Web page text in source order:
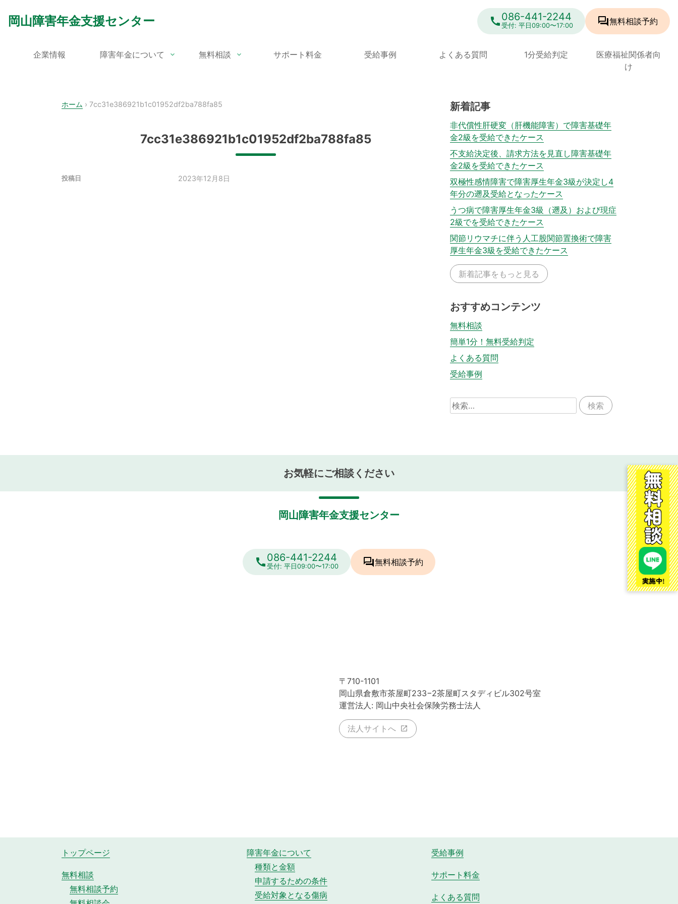
content
岡山障害年金支援センター call086-441-2244
受付: 平日09:00〜17:00 forum無料相談予約
企業情報 障害年金について 無料相談 サポート料金 受給事例 よくある質問 1分受給判定
医療福祉関係者向
け
ホーム › 7cc31e386921b1c01952df2ba788fa85
7cc31e386921b1c01952df2ba788fa85
投稿日 2023年12月8日
新着記事
非代償性肝硬変（肝機能障害）で障害基礎年
金2級を受給できたケース
不支給決定後、請求方法を見直し障害基礎年
金2級を受給できたケース
双極性感情障害で障害厚生年金3級が決定し4
年分の遡及受給となったケース
うつ病で障害厚生年金3級（遡及）および現症
2級でを受給できたケース
関節リウマチに伴う人工股関節置換術で障害
厚生年金3級を受給できたケース
新着記事をもっと見る
おすすめコンテンツ
無料相談
簡単1分！無料受給判定
よくある質問
受給事例
検
索:
お気軽にご相談ください
岡山障害年金支援センター
call086-441-2244
受付: 平日09:00〜17:00 forum無料相談予約
〒710-1101
岡山県倉敷市茶屋町233−2茶屋町スタディビル302号室
運営法人: 岡山中央社会保険労務士法人
法人サイトへ
トップページ
無料相談
無料相談予約
障害年金について
種類と金額
申請するための条件
受給対象となる傷病
受給事例
サポート料金
よくある質問